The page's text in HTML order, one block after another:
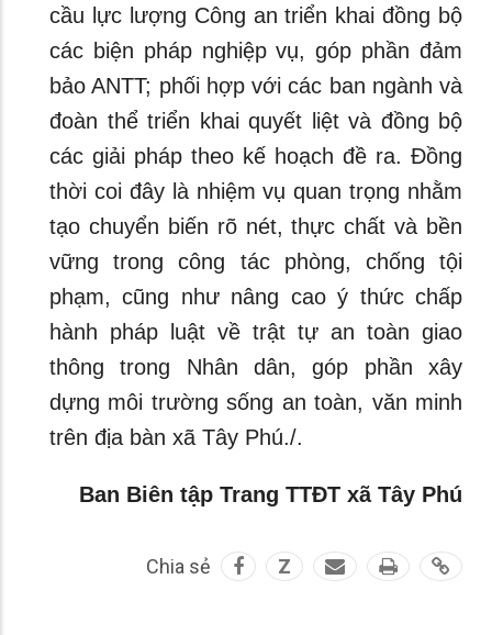
cầu lực lượng Công an triển khai đồng bộ
các biện pháp nghiệp vụ, góp phần đảm
bảo ANTT; phối hợp với các ban ngành và
đoàn thể triển khai quyết liệt và đồng bộ
các giải pháp theo kế hoạch đề ra. Đồng
thời coi đây là nhiệm vụ quan trọng nhằm
tạo chuyển biến rõ nét, thực chất và bền
vững trong công tác phòng, chống tội
phạm, cũng như nâng cao ý thức chấp
hành pháp luật về trật tự an toàn giao
thông trong Nhân dân, góp phần xây
dựng môi trường sống an toàn, văn minh
trên địa bàn xã Tây Phú./.
Ban Biên tập Trang TTĐT xã Tây Phú
Chia sẻ Z